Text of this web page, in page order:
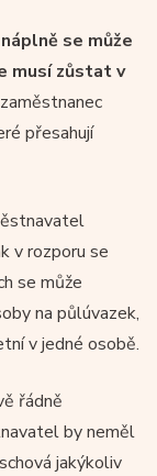
se může
musí zůstat v
přesahují
v rozporu se
se může
na půlúvazek,
v jedné osobě.
řádně
by neměl
jakýkoliv